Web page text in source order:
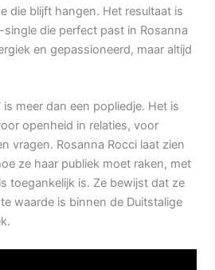
die blijft hangen. Het resultaat is
die perfect past in Rosanna
en gepassioneerd, maar altijd
is meer dan een popliedje. Het is
openheid in relaties, voor
vragen. Rosanna Rocci laat zien
ze haar publiek moet raken, met
toegankelijk is. Ze bewijst dat ze
waarde is binnen de Duitstalige